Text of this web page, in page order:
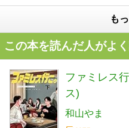
も
この本を読んだ人がよ
ファミレス
ス)
和山やま